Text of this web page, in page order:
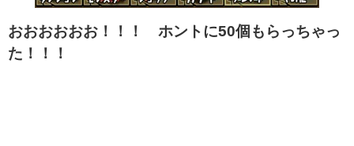
おおおおおお！！！ ホントに50個もらっちゃっ
た！！！